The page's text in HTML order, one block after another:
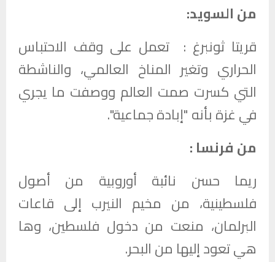
من السويد:
قريتا ثونبرغ : تعمل على وقف الاحتباس
الحراري وتغير المناخ العالمي، والناشطة
التي كسرت صمت العالم ووصفت ما يجري
في غزة بأنه "إبادة جماعية".
من فرنسا :
ريما حسن نائبة أوروبية من أصول
فلسطينية، من مخيم النيرب إلى قاعات
البرلمان، منعت من دخول فلسطين، وها
هي تعود إليها من البحر.